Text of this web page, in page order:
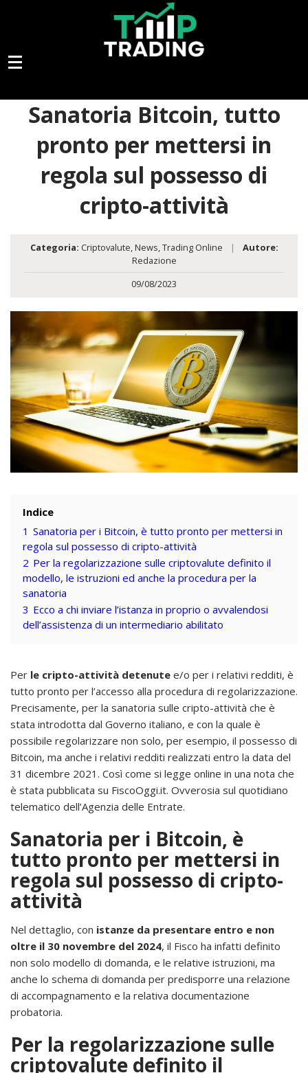
Sanatoria Bitcoin, tutto
pronto per mettersi in
regola sul possesso di
cripto-attività
Categoria: Criptovalute,News,Trading Online |
Autore:
Redazione
09/08/2023
Indice
1 Sanatoria per i Bitcoin, è tutto pronto per mettersi in
regola sul possesso di cripto-attività
2 Per la regolarizzazione sulle criptovalute definito il
modello, le istruzioni ed anche la procedura per la
sanatoria
3 Ecco a chi inviare l’istanza in proprio o avvalendosi
dell’assistenza di un intermediario abilitato
Per le cripto-attività detenute e/o per i relativi redditi, è
tutto pronto per l’accesso alla procedura di regolarizzazione.
Precisamente, per la sanatoria sulle cripto-attività che è
stata introdotta dal Governo italiano, e con la quale è
possibile regolarizzare non solo, per esempio, il possesso di
Bitcoin, ma anche i relativi redditi realizzati entro la data del
31 dicembre 2021. Così come si legge online in una nota che
è stata pubblicata su FiscoOggi.it. Ovverosia sul quotidiano
telematico dell’Agenzia delle Entrate.
Sanatoria per i Bitcoin, è
tutto pronto per mettersi in
regola sul possesso di cripto-
attività
Nel dettaglio, con istanze da presentare entro e non
oltre il 30 novembre del 2024, il Fisco ha infatti definito
non solo modello di domanda, e le relative istruzioni, ma
anche lo schema di domanda per predisporre una relazione
di accompagnamento e la relativa documentazione
probatoria.
Per la regolarizzazione sulle
criptovalute definito il